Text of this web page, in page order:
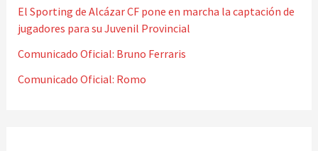
r
:
El Sporting de Alcázar CF pone en marcha la captación de
jugadores para su Juvenil Provincial
Comunicado Oficial: Bruno Ferraris
Comunicado Oficial: Romo